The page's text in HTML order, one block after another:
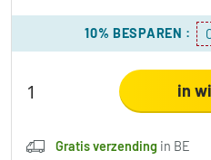
10% BESPAREN :
in
Gratis verzending in BE